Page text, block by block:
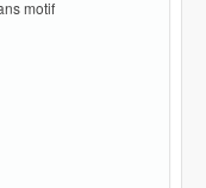
motif